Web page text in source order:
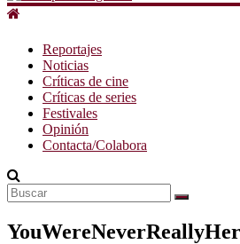
Reportajes
Noticias
Críticas de cine
Críticas de series
Festivales
Opinión
Contacta/Colabora